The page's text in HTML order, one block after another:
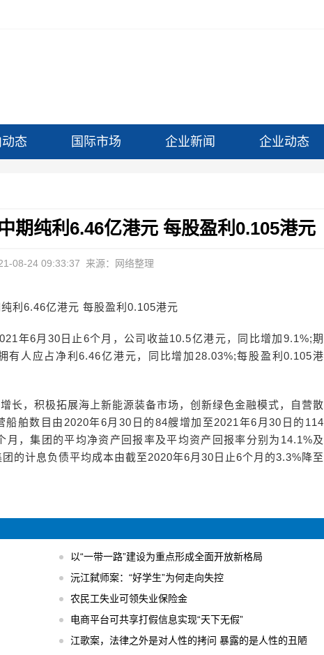
动态 国际市场 企业新闻 企业动态
期纯利6.46亿港元 每股盈利0.105港元
08-24 09:33:37 来源：网络整理
利6.46亿港元 每股盈利0.105港元
年6月30日止6个月，公司收益10.5亿港元，同比增加9.1%;期
有人应占净利6.46亿港元，同比增加28.03%;每股盈利0.105港
长，积极拓展海上新能源装备市场，创新绿色金融模式，自营散
舶数目由2020年6月30日的84艘增加至2021年6月30日的114
，集团的平均净资产回报率及平均资产回报率分别为14.1%及
的计息负债平均成本由截至2020年6月30日止6个月的3.3%降至
以“一带一路”建设为重点形成全面开放新格局
沅江弑师案：“好学生”为何走向失控
农民工失业可领失业保险金
电商平台可共享打假信息实现“天下无假”
江歌案，法律之外是对人性的拷问 暴露的是人性的丑陋